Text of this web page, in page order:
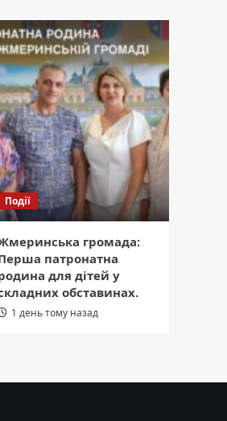
Події
громада:
патронатна
для дітей у
обставинах.
1 день тому назад